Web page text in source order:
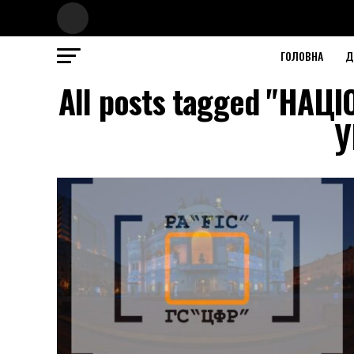
ГОЛОВНА
All posts tagged